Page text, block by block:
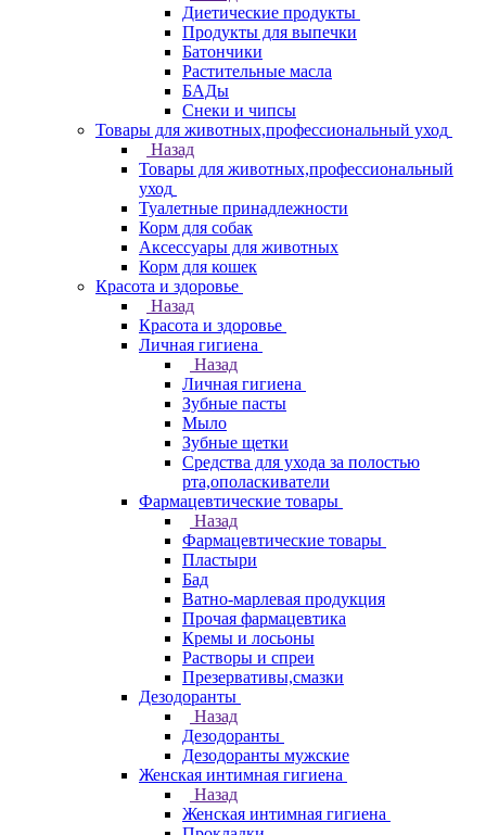
Диетические продукты
Продукты для выпечки
Батончики
Растительные масла
БАДы
Снеки и чипсы
Товары для животных,профессиональный уход
Назад
Товары для животных,профессиональный
уход
Туалетные принадлежности
Корм для собак
Аксессуары для животных
Корм для кошек
Красота и здоровье
Назад
Красота и здоровье
Личная гигиена
Назад
Личная гигиена
Зубные пасты
Мыло
Зубные щетки
Средства для ухода за полостью
рта,ополаскиватели
Фармацевтические товары
Назад
Фармацевтические товары
Пластыри
Бад
Ватно-марлевая продукция
Прочая фармацевтика
Кремы и лосьоны
Растворы и спреи
Презервативы,смазки
Дезодоранты
Назад
Дезодоранты
Дезодоранты мужские
Женская интимная гигиена
Назад
Женская интимная гигиена